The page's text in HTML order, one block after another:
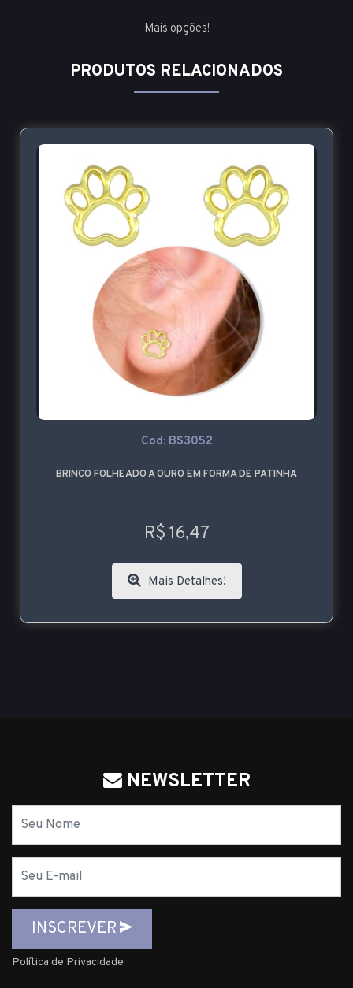
Mais opções!
PRODUTOS RELACIONADOS
Cod: BS3052
BRINCO FOLHEADO A OURO EM FORMA DE PATINHA
R$ 16,47
Mais Detalhes!
NEWSLETTER
mail
INSCREVER
Política de Privacidade